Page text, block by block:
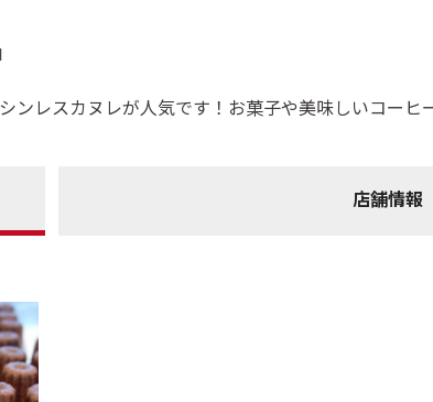
レスカヌレが人気です！お菓子や美味しいコーヒ
店舗情報